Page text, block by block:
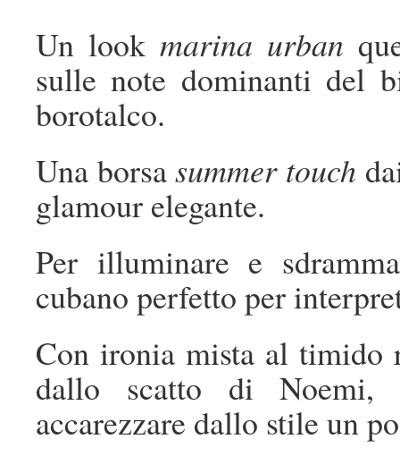
Un lookmarina urban
sulle note dominanti del
borotalco.
Una borsasummer touch
glamour elegante.
Per illuminare e
cubano perfetto per
Con ironia mista al timido
dallo scatto di Noemi,
accarezzare dallo stile un